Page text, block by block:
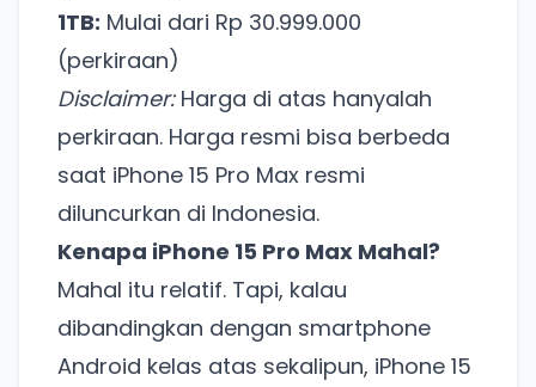
1TB: Mulai dari Rp 30.999.000
(perkiraan)
Disclaimer:Harga di atas hanyalah
perkiraan. Harga resmi bisa berbeda
saat iPhone 15 Pro Max resmi
diluncurkan di Indonesia.
Kenapa iPhone 15 Pro Max Mahal?
Mahal itu relatif. Tapi, kalau
dibandingkan dengan smartphone
Android kelas atas sekalipun, iPhone 15